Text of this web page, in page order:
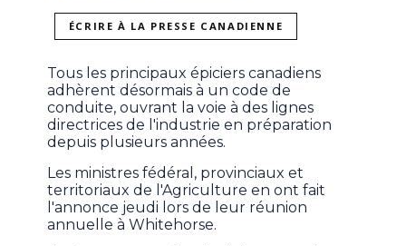
ÉCRIRE À LA PRESSE CANADIENNE
Tous les principaux épiciers canadiens
adhèrent désormais à un code de
conduite, ouvrant la voie à des lignes
directrices de l'industrie en préparation
depuis plusieurs années.
Les ministres fédéral, provinciaux et
territoriaux de l'Agriculture en ont fait
l'annonce jeudi lors de leur réunion
annuelle à Whitehorse.